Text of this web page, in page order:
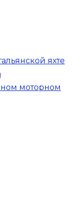
яхте
моторном